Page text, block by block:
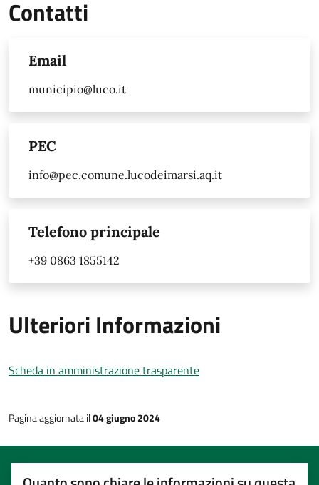
Contatti
Email
municipio@luco.it
PEC
info@pec.comune.lucodeimarsi.aq.it
Telefono principale
+39 0863 1855142
Ulteriori Informazioni
Scheda in amministrazione trasparente
Pagina aggiornata il04 giugno 2024